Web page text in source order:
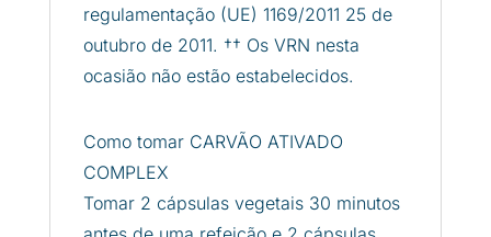
regulamentação (UE) 1169/2011 25 de
outubro de 2011. †† Os VRN nesta
ocasião não estão estabelecidos.
Como tomar CARVÃO ATIVADO
COMPLEX
Tomar 2 cápsulas vegetais 30 minutos